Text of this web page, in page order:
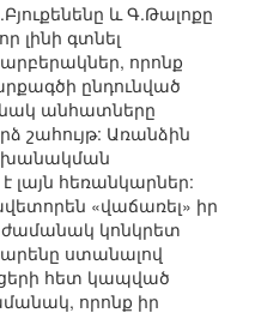
և Գ.Թալոքը
լինի գտնել
որոնք
ընդունված
անհատները
շահույթ: Առանձին
լայն հեռանկարներ:
«վաճառել» իր
ժամանակ կոնկրետ
ստանալով
հետ կապված
որոնք իր